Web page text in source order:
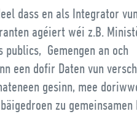
dass en als Integrator
agéiert wéi z.B.
Gemengen an och
een dofir Daten vun
gesinn, mee
zu